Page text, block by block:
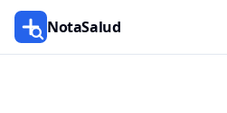
NotaSalud